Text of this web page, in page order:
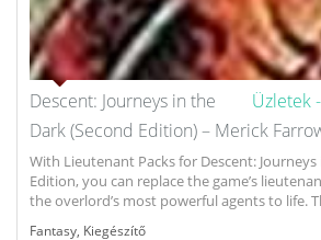
Üzletek -
Descent: Journeys in the
Dark (Second Edition) – Merick
With Lieutenant Packs for Descent:
Edition, you can replace the game’s
the overlord’s most powerful agents to life.
Fantasy Kiegészítő